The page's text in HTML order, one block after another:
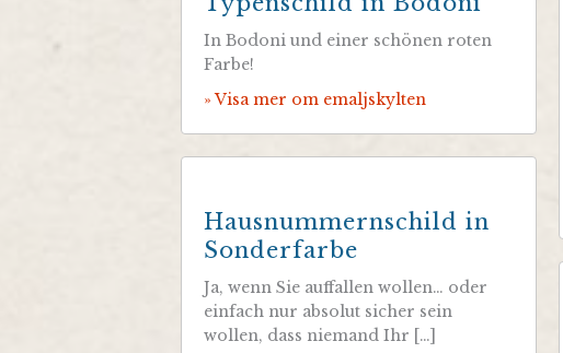
In Bodoni und einer schönen roten
Farbe!
» Visa mer om emaljskylten
Hausnummernschild in
Sonderfarbe
Ja, wenn Sie auffallen wollen… oder
einfach nur absolut sicher sein
wollen, dass niemand Ihr […]